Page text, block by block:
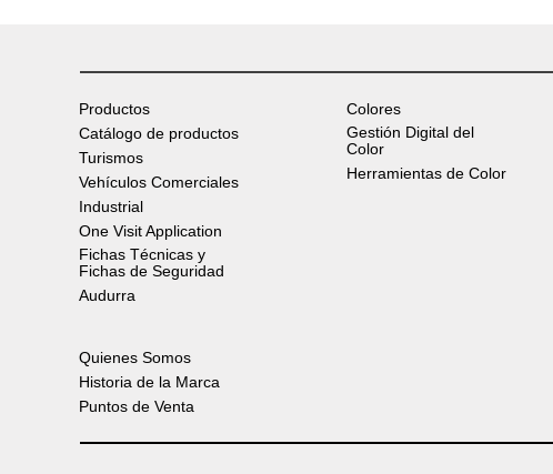
Productos
Catálogo de productos
Turismos
Vehículos Comerciales
Industrial
One Visit Application
Fichas Técnicas y
Fichas de Seguridad
Audurra
Colores
Gestión Digital del
Color
Herramientas de Color
Quienes Somos
Historia de la Marca
Puntos de Venta